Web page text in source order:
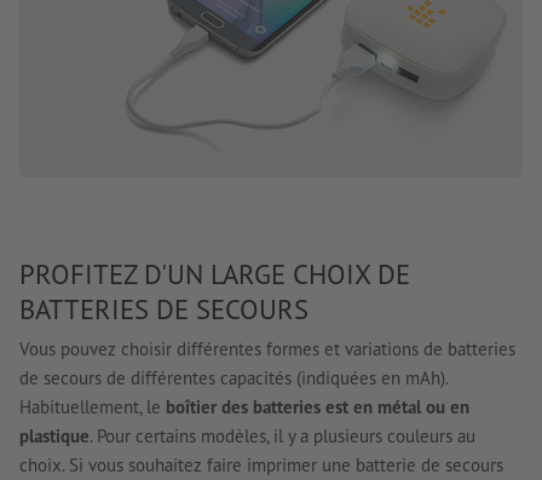
PROFITEZ D'UN LARGE CHOIX DE
BATTERIES DE SECOURS
Vous pouvez choisir différentes formes et variations de batteries
de secours de différentes capacités (indiquées en mAh).
Habituellement, le boîtier des batteries est en métal ou en
plastique. Pour certains modèles, il y a plusieurs couleurs au
choix. Si vous souhaitez faire imprimer une batterie de secours